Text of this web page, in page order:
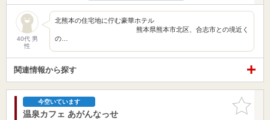
40代 男
性
北熊本の住宅地に佇む豪華ホテル
熊本県熊本市北区、合志市との境近く
の…
関連情報から探す
お気に入
りに追加
今空いています
温泉カフェ あがんなっせ